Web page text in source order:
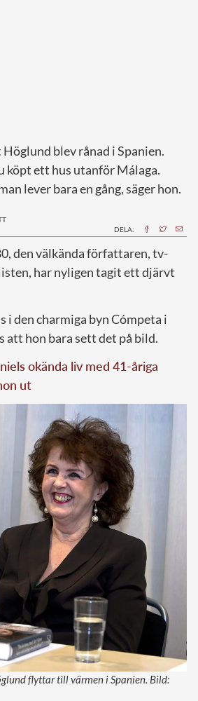
Monacos furstehus
blev rånad i Spanien.
köpt ett hus utanför Málaga.
lever bara en gång, säger hon.
DELA:
den välkända författaren, tv-
har nyligen tagit ett djärvt
i den charmiga byn Cómpeta i
att hon bara sett det på bild.
okända liv med 41-åriga
ut
flyttar till värmen i Spanien. Bild: